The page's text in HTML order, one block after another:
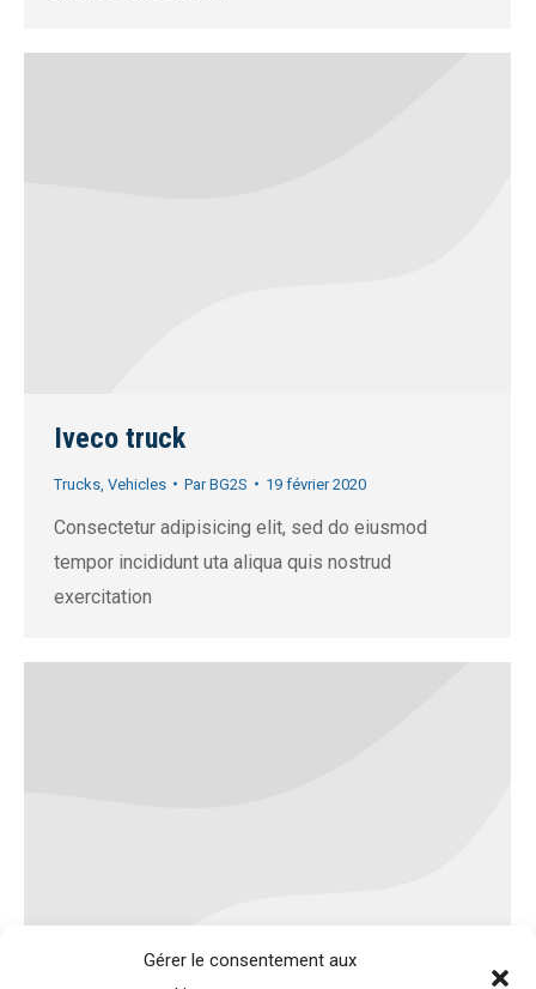
Gérer le consentement aux
Iveco truck
Trucks Vehicles ParBG2S 19 février 2020
Consectetur adipisicing elit, sed do eiusmod
tempor incididunt uta aliqua quis nostrud
exercitation